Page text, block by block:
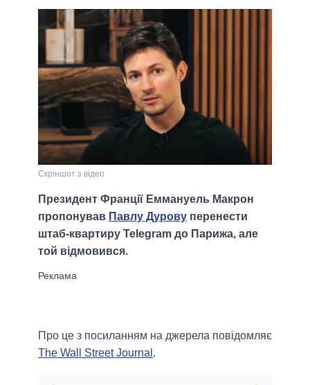
Скріншот з відео
Президент Франції Еммануель Макрон
пропонував Павлу Дурову перенести
штаб-квартиру Telegram до Парижа, але
той відмовився.
Про це з посиланням на джерела повідомляє
The Wall Street Journal .